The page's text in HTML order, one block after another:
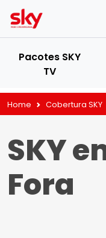
Pacotes SKY
TV
Home Cobertura SKY
SKY
Fora